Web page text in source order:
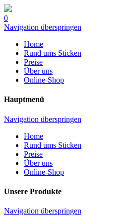
0
Navigation überspringen
Home
Rund ums Sticken
Preise
Über uns
Online-Shop
Hauptmenü
Navigation überspringen
Home
Rund ums Sticken
Preise
Über uns
Online-Shop
Unsere Produkte
Navigation überspringen